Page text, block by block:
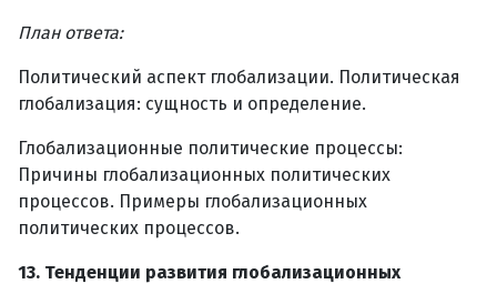
План ответа:
Политический аспект глобализации. Политическая
глобализация: сущность и определение.
Глобализационные политические процессы:
Причины глобализационных политических
процессов. Примеры глобализационных
политических процессов.
13. Тенденции развития глобализационных